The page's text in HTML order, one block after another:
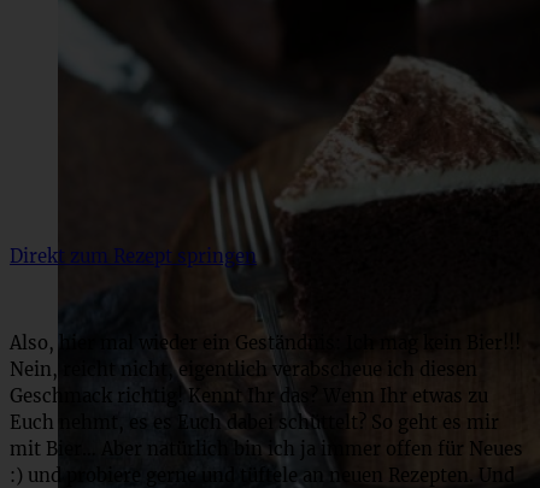
Direkt zum Rezept springen
Also, hier mal wieder ein Geständnis: Ich mag kein Bier!!!
Nein, reicht nicht, eigentlich verabscheue ich diesen
Geschmack richtig! Kennt Ihr das? Wenn Ihr etwas zu
Euch nehmt, es es Euch dabei schüttelt? So geht es mir
mit Bier… Aber natürlich bin ich ja immer offen für Neues
:) und probiere gerne und tüftele an neuen Rezepten. Und